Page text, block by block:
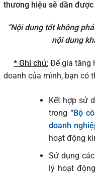
thương hiệu sẽ dần
“Nội dung tốt không
nội dung
* Ghi chú: Để gia tăng
doanh của mình, bạn có
Kết hợp sử
trong “Bộ
doanh
hoạt động
Sử dụng
lý hoạt